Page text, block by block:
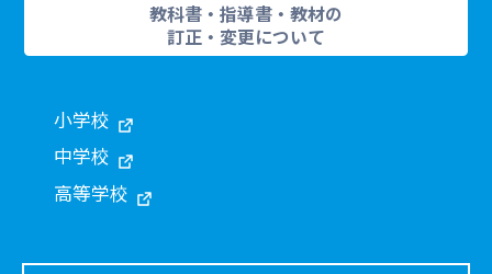
教科書・指導書・教材の
訂正・変更について
小学校
中学校
高等学校